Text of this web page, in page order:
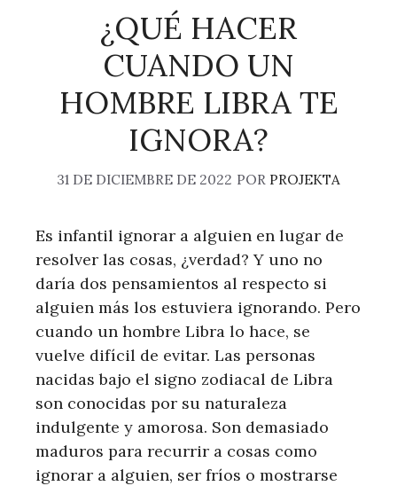
¿QUÉ HACER
CUANDO UN
HOMBRE LIBRA TE
IGNORA?
31 DE DICIEMBRE DE 2022 POR PROJEKTA
Es infantil ignorar a alguien en lugar de
resolver las cosas, ¿verdad? Y uno no
daría dos pensamientos al respecto si
alguien más los estuviera ignorando. Pero
cuando un hombre Libra lo hace, se
vuelve difícil de evitar. Las personas
nacidas bajo el signo zodiacal de Libra
son conocidas por su naturaleza
indulgente y amorosa. Son demasiado
maduros para recurrir a cosas como
ignorar a alguien, ser fríos o mostrarse